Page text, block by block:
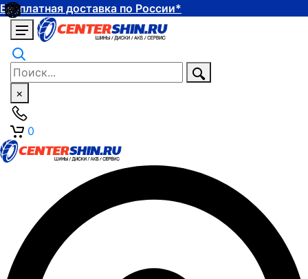
Бесплатная доставка по России*
×
0